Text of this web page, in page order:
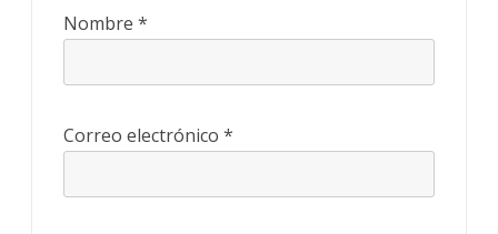
Nombre *
Correo electrónico *